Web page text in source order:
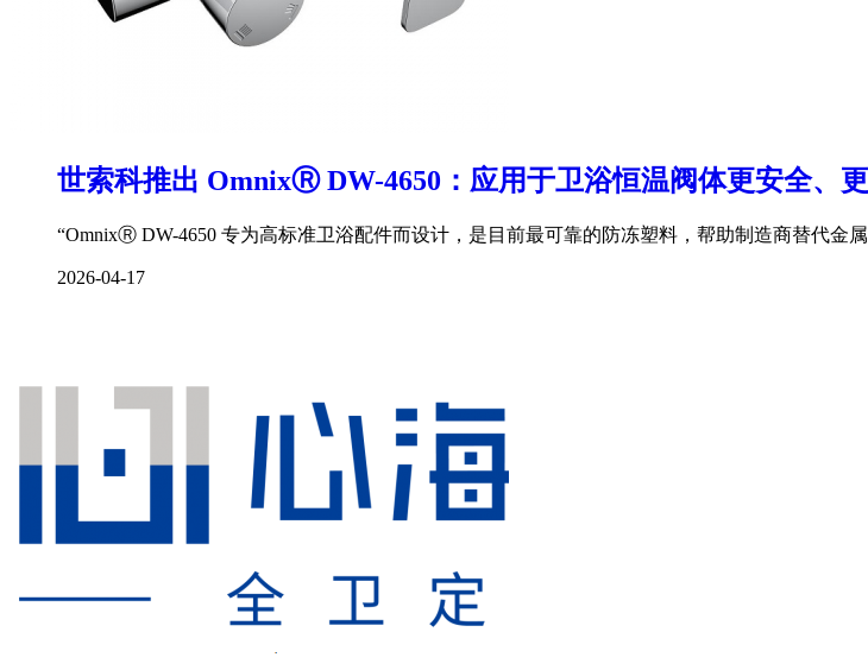
世索科推出 OmnixⓇ DW-4650：应用于卫浴恒温阀体更安全、
“OmnixⓇ DW-4650 专为高标准卫浴配件而设计，是目前最可靠的防冻塑料，帮助制造商替代金
2026-04-17